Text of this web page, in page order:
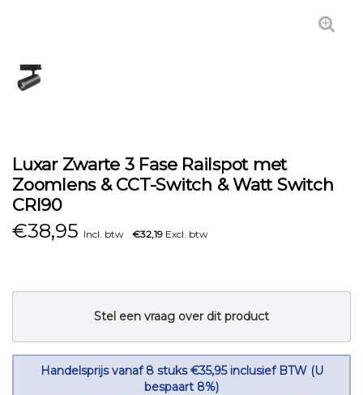
Luxar Zwarte 3 Fase Railspot met
Zoomlens & CCT-Switch & Watt Switch
CRI90
€38,95 Incl. btw €32,19 Excl. btw
Stel een vraag over dit product
Handelsprijs vanaf 8 stuks €35,95 inclusief BTW (U
bespaart 8%)